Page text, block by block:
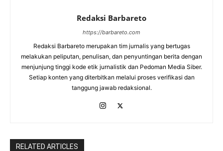
Redaksi Barbareto
https://barbareto.com
Redaksi Barbareto merupakan tim jurnalis yang bertugas
melakukan peliputan, penulisan, dan penyuntingan berita dengan
menjunjung tinggi kode etik jurnalistik dan Pedoman Media Siber.
Setiap konten yang diterbitkan melalui proses verifikasi dan
tanggung jawab redaksional.
RELATED ARTICLES